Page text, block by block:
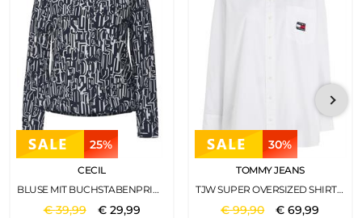
25%
CECIL
BLUSE MIT BUCHSTABENPRINT DEEP BLUE
€39,99 € 29,99
30%
TOMMY JEANS
TJW SUPER OVERSIZED SHIRT WHITE
€99,90 €69,99